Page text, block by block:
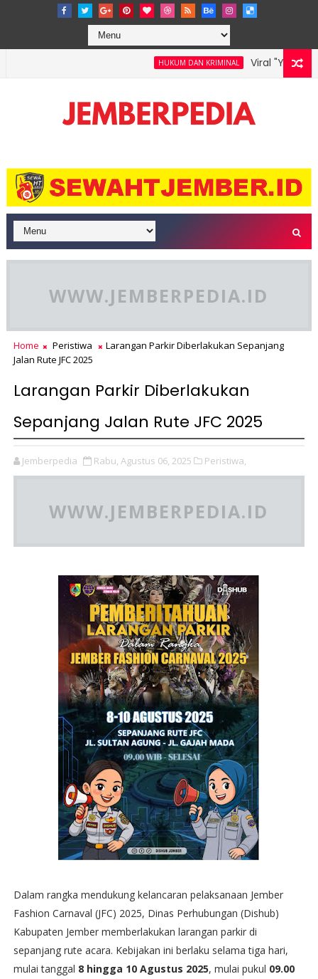
HUKUM DAN KRIMINAL
Viral "Yank
WWW.JEMBERPEDIA.ID
Home Peristiwa
Larangan Parkir Diberlakukan Sepanjang
Jalan Rute JFC 2025
Larangan Parkir Diberlakukan
Sepanjang Jalan Rute JFC 2025
Jemberpedia Rabu, Agustus 06, 2025 Peristiwa,
WWW.JEMBERPEDIA.ID
Dalam rangka mendukung kelancaran pelaksanaan Jember
Fashion Carnaval (JFC) 2025, Dinas Perhubungan (Dishub)
Kabupaten Jember memberlakukan larangan parkir di
sepanjang rute acara. Kebijakan ini berlaku selama tiga hari,
mulai tanggal 8 hingga 10 Agustus 2025, mulai pukul 09.00